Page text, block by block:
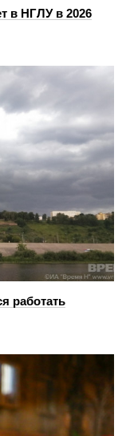
в НГЛУ в 2026
работать